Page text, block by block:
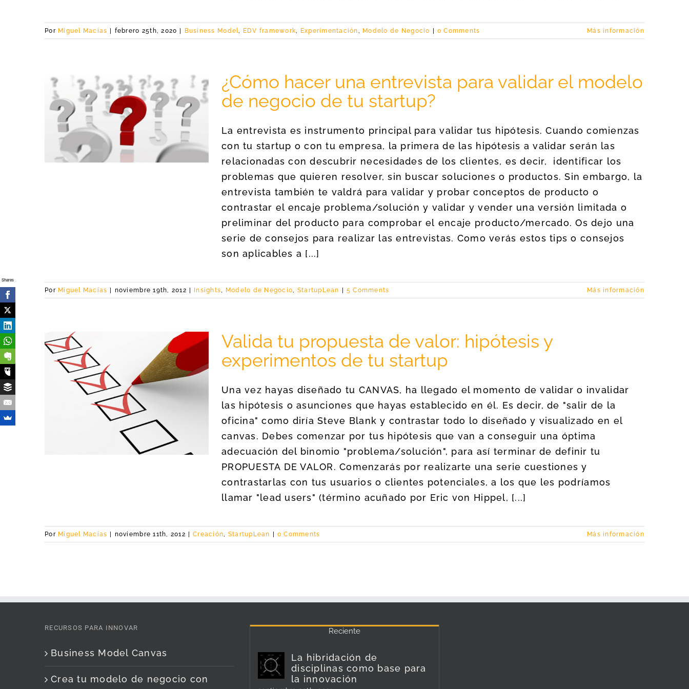
Por Miguel Macías febrero 25th, 2020 Business Model, EDV framework, Experimentación, Modelo de Negocio 0 Comments Más información
¿Cómo hacer una entrevista para validar el modelo
de negocio de tu startup?
La entrevista es instrumento principal para validar tus hipótesis. Cuando comienzas
con tu startup o con tu empresa, la primera de las hipótesis a validar serán las
relacionadas con descubrir necesidades de los clientes, es decir, identificar los
problemas que quieren resolver, sin buscar soluciones o productos. Sin embargo, la
entrevista también te valdrá para validar y probar conceptos de producto o
contrastar el encaje problema/solución y validar y vender una versión limitada o
preliminar del producto para comprobar el encaje producto/mercado. Os dejo una
serie de consejos para realizar las entrevistas. Como verás estos tips o consejos
son aplicables a [...]
Por Miguel Macías noviembre 19th, 2012 Insights, Modelo de Negocio, StartupLean 5 Comments Más información
Valida tu propuesta de valor: hipótesis y
experimentos de tu startup
Una vez hayas diseñado tu CANVAS, ha llegado el momento de validar o invalidar
las hipótesis o asunciones que hayas establecido en él. Es decir, de "salir de la
oficina" como diría Steve Blank y contrastar todo lo diseñado y visualizado en el
canvas. Debes comenzar por tus hipótesis que van a conseguir una óptima
adecuación del binomio "problema/solución", para así terminar de definir tu
PROPUESTA DE VALOR. Comenzarás por realizarte una serie cuestiones y
contrastarlas con tus usuarios o clientes potenciales, a los que les podríamos
llamar "lead users" (término acuñado por Eric von Hippel, [...]
Por Miguel Macías noviembre 11th, 2012 Creación, StartupLean 0 Comments Más información
RECURSOS PARA INNOVAR
Business Model Canvas
Crea tu modelo de negocio con
Reciente
La hibridación de
disciplinas como base para
la innovación
Shares